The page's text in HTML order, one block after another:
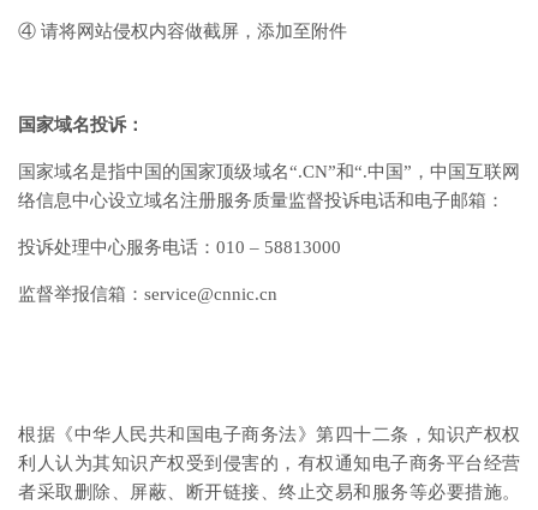
④ 请将网站侵权内容做截屏，添加至附件
国家域名投诉：
国家域名是指中国的国家顶级域名“.CN”和“.中国”，中国互联网
络信息中心设立域名注册服务质量监督投诉电话和电子邮箱：
投诉处理中心服务电话：010 – 58813000
监督举报信箱：service@cnnic.cn
根据《中华人民共和国电子商务法》第四十二条，知识产权权
利人认为其知识产权受到侵害的，有权通知电子商务平台经营
者采取删除、屏蔽、断开链接、终止交易和服务等必要措施。